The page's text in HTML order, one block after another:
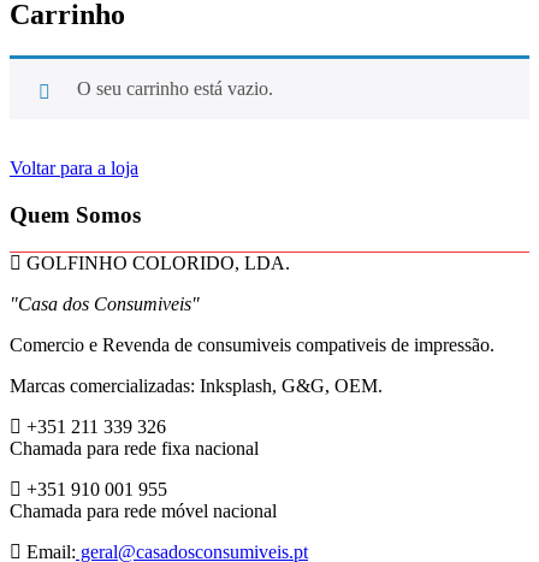
Carrinho
O seu carrinho está vazio.
Voltar para a loja
Quem Somos
GOLFINHO COLORIDO, LDA.
"Casa dos Consumiveis"
Comercio e Revenda de consumiveis compativeis de impressão.
Marcas comercializadas: Inksplash, G&G, OEM.
+351 211 339 326
Chamada para rede fixa nacional
+351 910 001 955
Chamada para rede móvel nacional
Email: geral@casadosconsumiveis.pt